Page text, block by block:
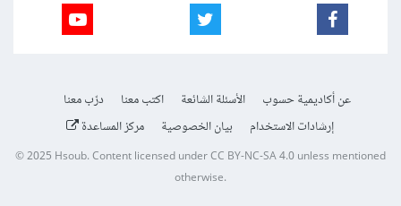
عن أكاديمية حسوب الأسئلة الشائعة اكتب معنا
درّب معنا
إرشادات الاستخدام
بيان الخصوصية مركز المساعدة
© 2025Hsoub.Content licensed underCC BY-NC-SA 4.0unless mentioned
otherwise.